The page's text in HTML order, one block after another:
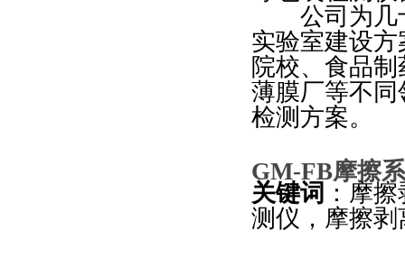
公司为几十
实验室建设
院校、食品
薄膜厂等不
检测方案。
GM-FB摩擦
关键词 ：摩
测仪，摩擦剥